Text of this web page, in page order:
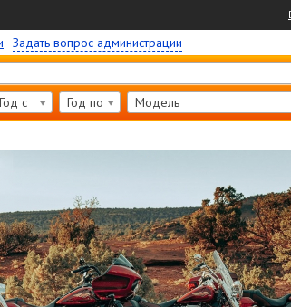
Задать вопрос администрации
Год c Год по Модель